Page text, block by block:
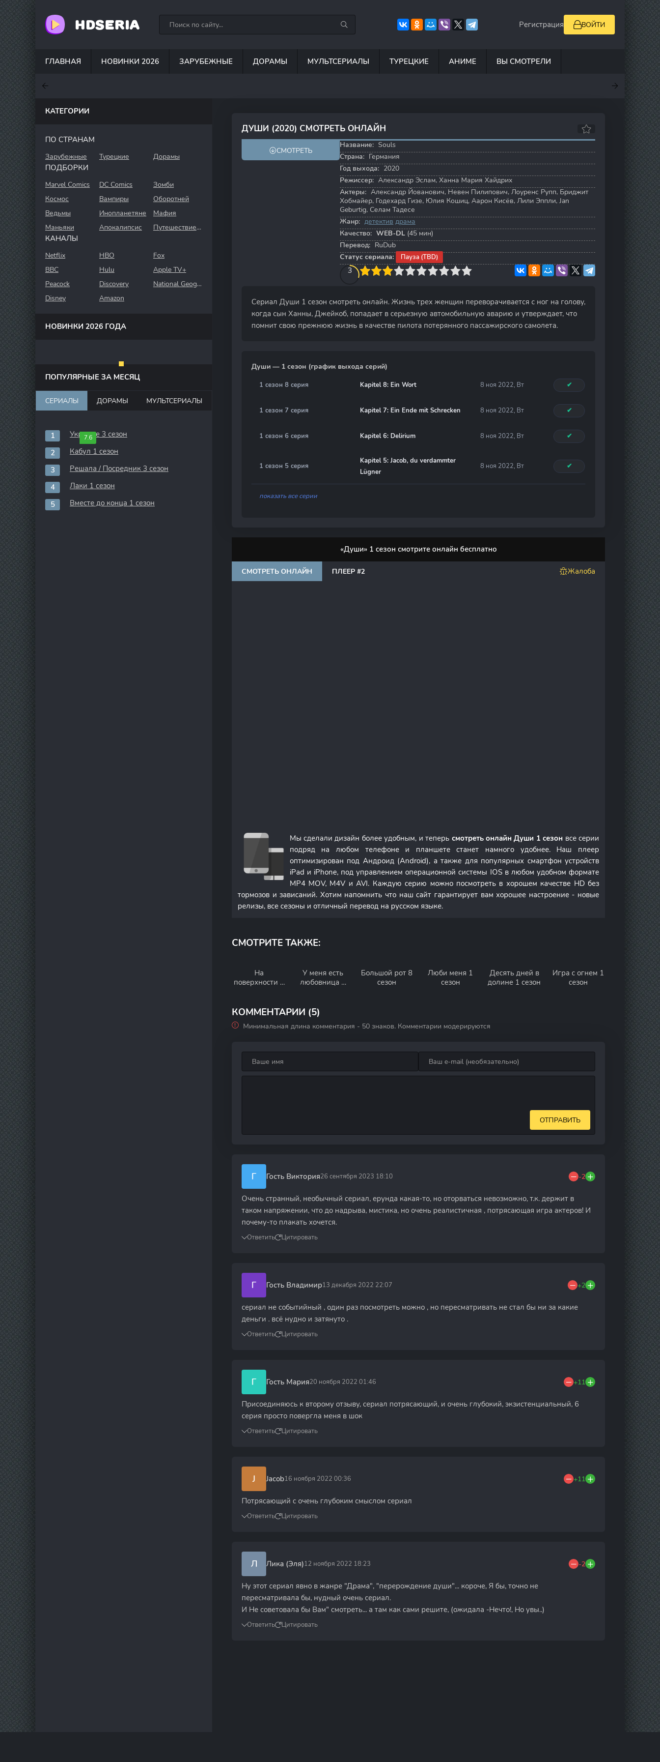
HDSERIA Регистрация ВОЙТИ
ГЛАВНАЯ НОВИНКИ 2026 ЗАРУБЕЖНЫЕ ДОРАМЫ МУЛЬТСЕРИАЛЫ ТУРЕЦКИЕ АНИМЕ ВЫ СМОТРЕЛИ
6.9
ДУШИ (2020) СМОТРЕТЬ ОНЛАЙН
6.9
СМОТРЕТЬ
Название: Souls
Страна: Германия
Год выхода: 2020
Режиссер: Александр Эслам, Ханна Мария Хайдрих
Актеры: Александр Йованович, Невен Пилипович, Лоуренс Рупп, Бриджит
Хобмайер, Годехард Гизе, Юлия Кошиц, Аарон Кисёв, Лили Эппли, Jan
Geburtig, Селам Тадесе
Жанр: детектив драма
Качество: WEB-DL (45 мин)
Перевод: RuDub
Статус сериала:
Пауза (TBD)
3
4 5 6 7 8 9 10
Сериал Души 1 сезон смотреть онлайн. Жизнь трех женщин переворачивается с ног на голову,
когда сын Ханны, Джейкоб, попадает в серьезную автомобильную аварию и утверждает, что
помнит свою прежнюю жизнь в качестве пилота потерянного пассажирского самолета.
Души — 1 сезон (график выхода серий)
1 сезон 8 серия Kapitel 8: Ein Wort 8 ноя 2022, Вт ✔
1 сезон 7 серия Kapitel 7: Ein Ende mit Schrecken 8 ноя 2022, Вт ✔
1 сезон 6 серия Kapitel 6: Delirium 8 ноя 2022, Вт ✔
1 сезон 5 серия
Kapitel 5: Jacob, du verdammter
Lügner
8 ноя 2022, Вт ✔
показать все серии
«Души» 1 сезон смотрите онлайн бесплатно
СМОТРЕТЬ ОНЛАЙН ПЛЕЕР #2 Жалоба
Мы сделали дизайн более удобным, и теперь смотреть онлайн Души 1 сезон все серии
подряд на любом телефоне и планшете станет намного удобнее. Наш плеер
оптимизирован под Андроид (Android), а также для популярных смартфон устройств
iPad и iPhone, под управлением операционной системы IOS в любом удобном формате
MP4 MOV, M4V и AVI. Каждую серию можно посмотреть в хорошем качестве HD без
тормозов и зависаний. Хотим напомнить что наш сайт гарантирует вам хорошее настроение - новые
релизы, все сезоны и отличный перевод на русском языке.
СМОТРИТЕ ТАКЖЕ:
На
поверхности 2
У меня есть
любовница 1
Большой рот 8
сезон
Люби меня 1
сезон
Десять дней в
долине 1 сезон
Игра с огнем 1
сезон
КОММЕНТАРИИ (5)
Минимальная длина комментария - 50 знаков. Комментарии модерируются
ОТПРАВИТЬ
Г Гость Виктория26 сентября 2023 18:10 -2
Очень странный, необычный сериал, ерунда какая-то, но оторваться невозможно, т.к. держит в
таком напряжении, что до надрыва, мистика, но очень реалистичная , потрясающая игра актеров! И
почему-то плакать хочется.
Ответить Цитировать
Г Гость Владимир13 декабря 2022 22:07 +2
сериал не событийный , один раз посмотреть можно , но пересматривать не стал бы ни за какие
деньги . всё нудно и затянуто .
Ответить Цитировать
Г Гость Мария20 ноября 2022 01:46 +11
Присоединяюсь к второму отзыву, сериал потрясающий, и очень глубокий, экзистенциальный, 6
серия просто повергла меня в шок
Ответить Цитировать
J Jacob16 ноября 2022 00:36 +11
Потрясающий с очень глубоким смыслом сериал
Ответить Цитировать
Л Лика (Эля)12 ноября 2022 18:23 -2
Ну этот сериал явно в жанре "Драма", "перерождение души"... короче, Я бы, точно не
пересматривала бы, нудный очень сериал.
И Не советовала бы Вам" смотреть... а там как сами решите, (ожидала -Нечто!, Но увы..)
Ответить Цитировать
КАТЕГОРИИ
ПО СТРАНАМ
Зарубежные Турецкие Дорамы
ПОДБОРКИ
Marvel Comics DC Comics
Зомби
Космос
Вампиры
Оборотней
Ведьмы
Инопланетяне
Мафия
Маньяки
Апокалипсис Путешествие во времени
КАНАЛЫ
Netflix HBO
Fox
BBC
Hulu
Apple TV+
Peacock
Discovery
National Geographic
Disney
Amazon
НОВИНКИ 2026 ГОДА
ПОПУЛЯРНЫЕ ЗА МЕСЯЦ
СЕРИАЛЫ ДОРАМЫ МУЛЬТСЕРИАЛЫ
7.6
Укрытие 3 сезон
Кабул 1 сезон
Решала / Посредник 3 сезон
Лаки 1 сезон
Вместе до конца 1 сезон